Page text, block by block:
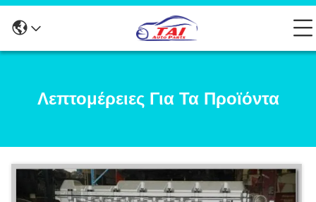
Λεπτομέρειες Για Τα Προϊόντα